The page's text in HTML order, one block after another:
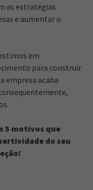
as estratégias
e aumentar o
em
para construir
empresa acaba
5 motivos que
do seu